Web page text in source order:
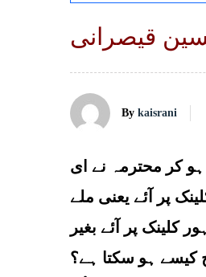
قیصرانی
By kaisrani
کر محترمہ نے ای
پر آئے یعنی ملے
کلینک پر آئے بغیر
کیسے ہو سکتا ہے؟